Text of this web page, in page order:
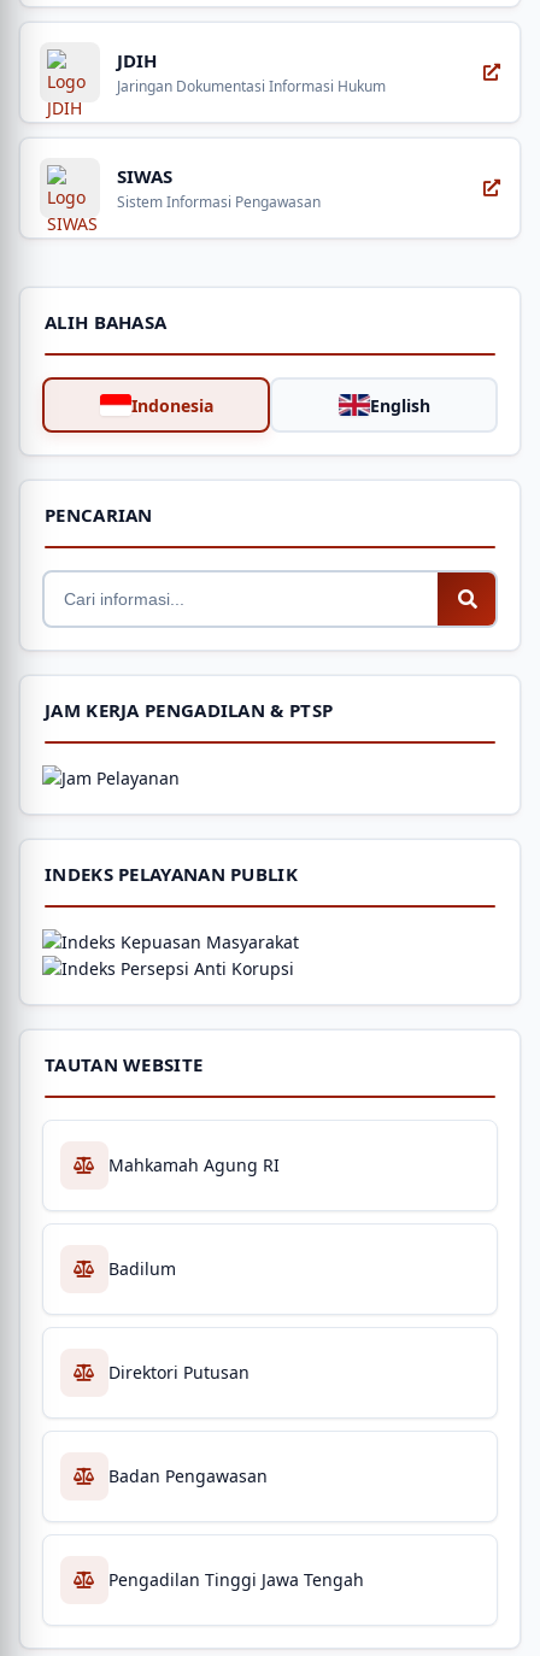
JDIH
Jaringan Dokumentasi Informasi Hukum
SIWAS
Sistem Informasi Pengawasan
ALIH BAHASA
Indonesia English
PENCARIAN
JAM KERJA PENGADILAN & PTSP
INDEKS PELAYANAN PUBLIK
TAUTAN WEBSITE
Mahkamah Agung RI
Badilum
Direktori Putusan
Badan Pengawasan
Pengadilan Tinggi Jawa Tengah